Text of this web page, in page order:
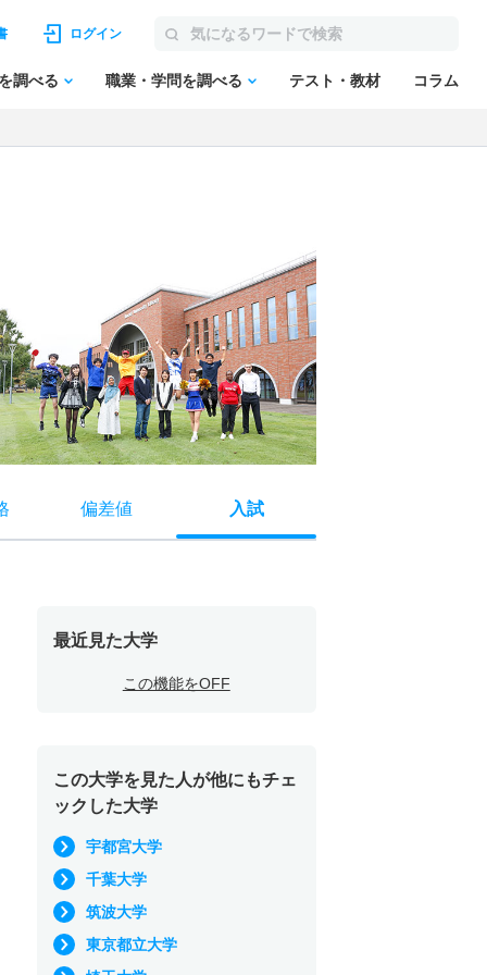
ログイン
調べる 職業・学問を調べる テスト・教材 コラム
偏差値 入試
最近見た大学
この機能をOFF
この大学を見た人が他にもチェ
ックした大学
宇都宮大学
千葉大学
筑波大学
東京都立大学